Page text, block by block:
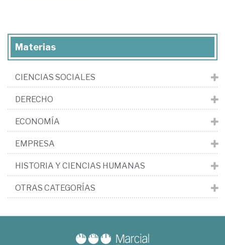
Materias
CIENCIAS SOCIALES
DERECHO
ECONOMÍA
EMPRESA
HISTORIA Y CIENCIAS HUMANAS
OTRAS CATEGORÍAS